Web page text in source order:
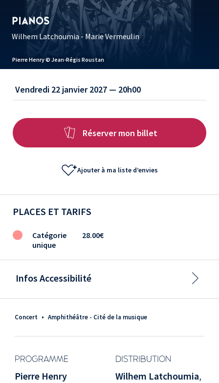
Pierre Henry © Jean-Régis Roustan
PIANOS
Wilhem Latchoumia - Marie Vermeulin
Concert • Amphithéâtre - Cité de la musique
PROGRAMME DISTRIBUTION
Pierre Henry Wilhem Latchoumia,
Vendredi 22 janvier 2027 — 20h00
Réserver mon billet
Ajouter à ma liste d’envies
PLACES ET TARIFS
Catégorie
unique
28.00€
Infos Accessibilité